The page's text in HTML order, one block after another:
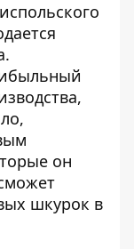
он
шкурок в